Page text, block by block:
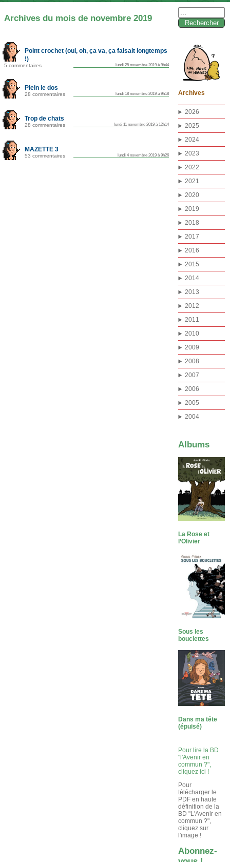
Archives du mois de novembre 2019
Point crochet (oui, oh, ça va, ça faisait longtemps
!)
5 commentaires lundi 25 novembre 2019 à 9h44
Plein le dos
28 commentaires lundi 18 novembre 2019 à 9h18
Trop de chats
28 commentaires lundi 11 novembre 2019 à 12h14
MAZETTE 3
53 commentaires lundi 4 novembre 2019 à 9h26
Archives
2026
2025
2024
2023
2022
2021
2020
2019
2018
2017
2016
2015
2014
2013
2012
2011
2010
2009
2008
2007
2006
2005
2004
Albums
La Rose et
l’Olivier
Sous les
bouclettes
Dans ma tête
(épuisé)
Pour lire la BD
"l'Avenir en
commun ?",
cliquez ici !
Pour
télécharger le
PDF en haute
définition de la
BD "L'Avenir en
commun ?",
cliquez sur
l'image !
Abonnez-